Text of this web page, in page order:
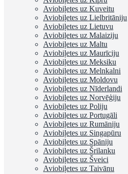
Aviobiļetes uz Kuveitu
Aviobiļetes uz Lielbritāniju
Aviobiļetes uz Lietuvu
Aviobiļetes uz Malaiziju
Aviobiļetes uz Maltu
Aviobiļetes uz Maurīciju
Aviobiļetes uz Meksiku
Aviobiļetes uz Melnkalni
Aviobiļetes uz Moldovu
Aviobiļetes uz Nīderlandi
Aviobiļetes uz Norvēģiju
Aviobiļetes uz Poliju
Aviobiļetes uz Portugāli
Aviobiļetes uz Rumāniju
Aviobiļetes uz Singapūru
Aviobiļetes uz Spāniju
Aviobiļetes uz Šrilanku
Aviobiļetes uz Šveici
Aviobiļetes uz Taivānu